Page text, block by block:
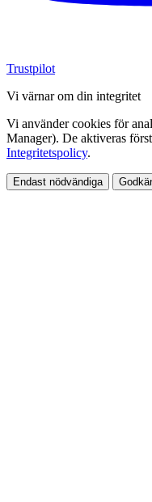
Trustpilot
Vi värnar om din integritet
Vi använder cookies för
Manager). De aktiveras
Integritetspolicy.
Endast nödvändiga